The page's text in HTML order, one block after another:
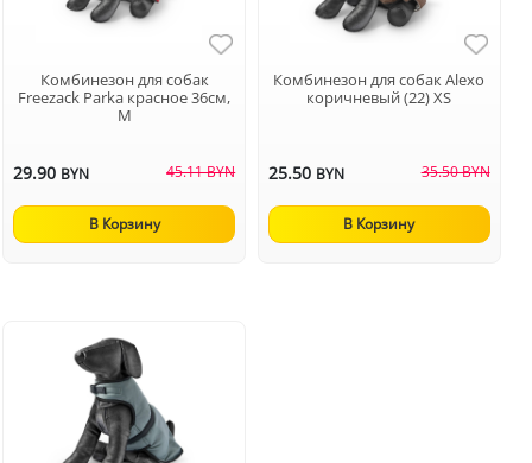
Комбинезон для собак
Freezack Parka красное 36см,
M
29.90 BYN 45.11 BYN
В Корзину
Комбинезон для собак Alexo
коричневый (22) XS
25.50 BYN 35.50 BYN
В Корзину